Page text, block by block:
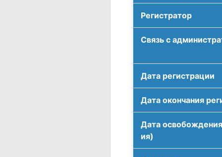
Регистратор
Связь с
Дата регистрации
Дата окончания
Дата
ия)